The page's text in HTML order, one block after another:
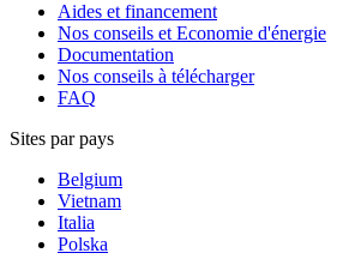
Aides et financement
Nos conseils et Economie d'énergie
Documentation
Nos conseils à télécharger
FAQ
Sites par pays
Belgium
Vietnam
Italia
Polska